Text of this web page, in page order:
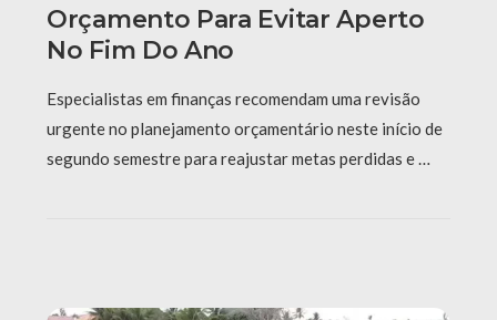
Orçamento Para Evitar Aperto
No Fim Do Ano
Especialistas em finanças recomendam uma revisão
urgente no planejamento orçamentário neste início de
segundo semestre para reajustar metas perdidas e …